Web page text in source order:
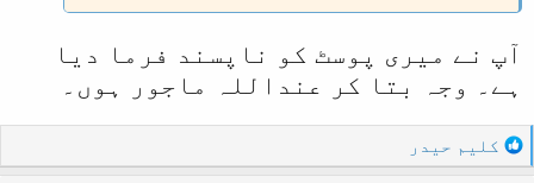
آپ نے میری پوسٹ کو ناپسند فرما دیا
ہے۔ وجہ بتا کر عنداللہ ماجور ہوں۔
R
e
کلیم حیدر